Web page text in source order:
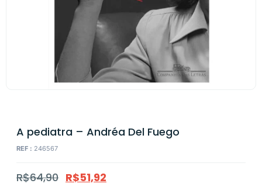
A pediatra – Andréa Del Fuego
REF : 246567
R$64,90 R$51,92